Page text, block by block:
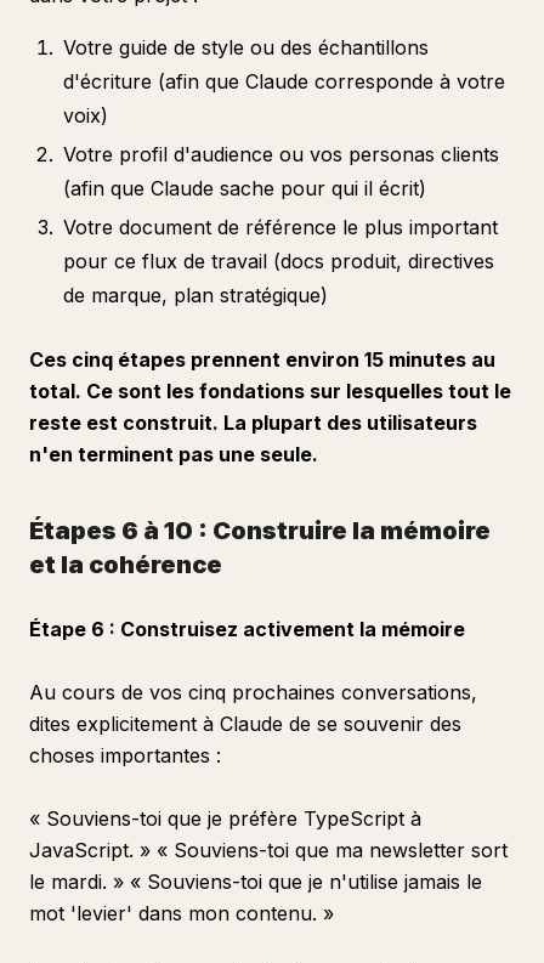
Votre guide de style ou des échantillons
d'écriture (afin que Claude corresponde à votre
voix)
Votre profil d'audience ou vos personas clients
(afin que Claude sache pour qui il écrit)
Votre document de référence le plus important
pour ce flux de travail (docs produit, directives
de marque, plan stratégique)
Ces cinq étapes prennent environ 15 minutes au
total. Ce sont les fondations sur lesquelles tout le
reste est construit. La plupart des utilisateurs
n'en terminent pas une seule.
Étapes 6 à 10 : Construire la mémoire
et la cohérence
Étape 6 : Construisez activement la mémoire
Au cours de vos cinq prochaines conversations,
dites explicitement à Claude de se souvenir des
choses importantes :
« Souviens-toi que je préfère TypeScript à
JavaScript. » « Souviens-toi que ma newsletter sort
le mardi. » « Souviens-toi que je n'utilise jamais le
mot 'levier' dans mon contenu. »